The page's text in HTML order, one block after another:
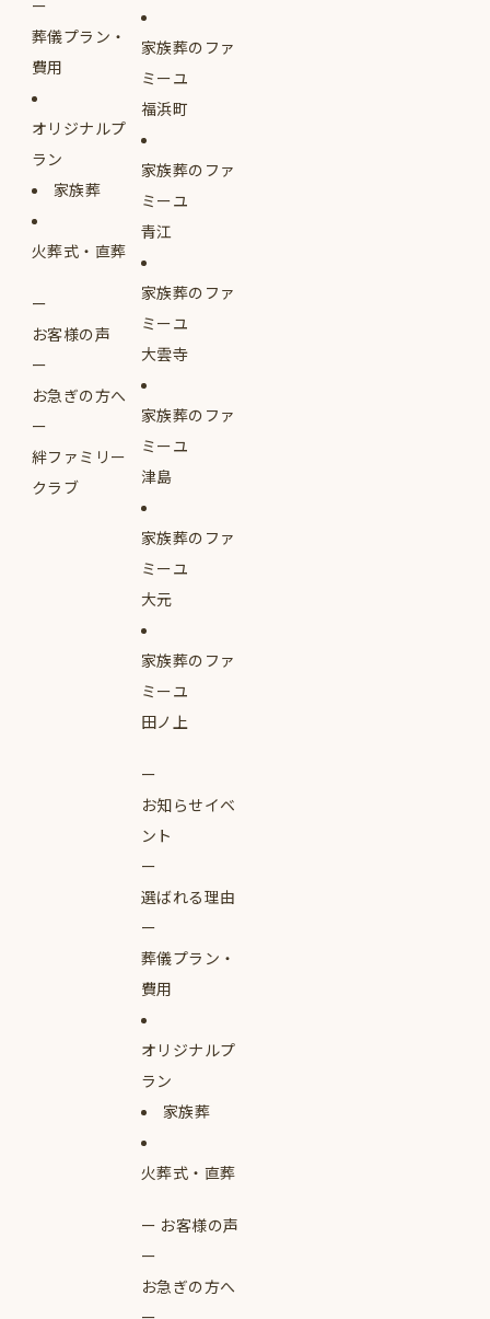
葬儀プラン・
費用
オリジナルプ
ラン
家族葬
火葬式・直葬
お客様の声
お急ぎの方へ
絆ファミリー
クラブ
家族葬のファ
ミーユ
福浜町
家族葬のファ
ミーユ
青江
家族葬のファ
ミーユ
大雲寺
家族葬のファ
ミーユ
津島
家族葬のファ
ミーユ
大元
家族葬のファ
ミーユ
田ノ上
お知らせイベ
ント
選ばれる理由
葬儀プラン・
費用
オリジナルプ
ラン
家族葬
火葬式・直葬
お客様の声
お急ぎの方へ